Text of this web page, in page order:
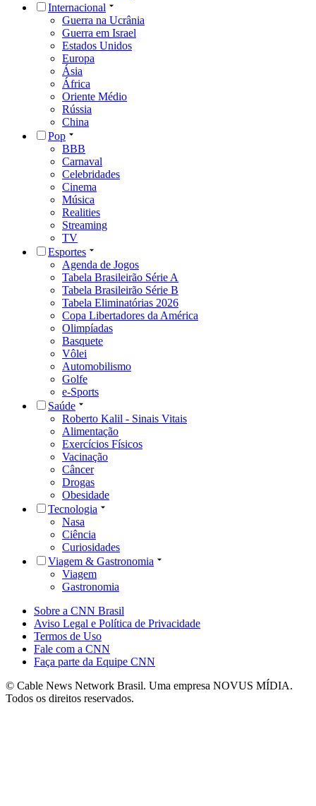
Internacional
Guerra na Ucrânia
Guerra em Israel
Estados Unidos
Europa
Ásia
África
Oriente Médio
Rússia
China
Pop
BBB
Carnaval
Celebridades
Cinema
Música
Realities
Streaming
TV
Esportes
Agenda de Jogos
Tabela Brasileirão Série A
Tabela Brasileirão Série B
Tabela Eliminatórias 2026
Copa Libertadores da América
Olimpíadas
Basquete
Vôlei
Automobilismo
Golfe
e-Sports
Saúde
Roberto Kalil - Sinais Vitais
Alimentação
Exercícios Físicos
Vacinação
Câncer
Drogas
Obesidade
Tecnologia
Nasa
Ciência
Curiosidades
Viagem & Gastronomia
Viagem
Gastronomia
Sobre a CNN Brasil
Aviso Legal e Política de Privacidade
Termos de Uso
Fale com a CNN
Faça parte da Equipe CNN
© Cable News Network Brasil. Uma empresa NOVUS MÍDIA.
Todos os direitos reservados.